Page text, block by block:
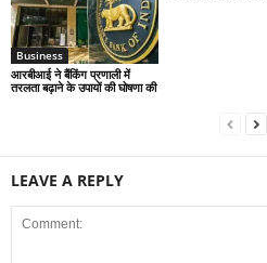
Business
आरबीआई ने बैंकिंग प्रणाली में
तरलता बढ़ाने के उपायों की घोषणा की
LEAVE A REPLY